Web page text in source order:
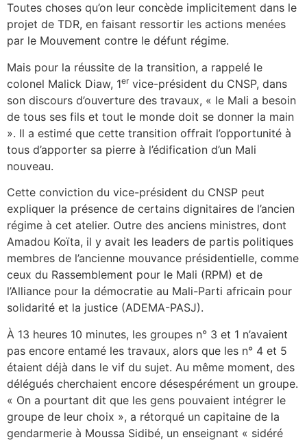
Toutes choses qu’on leur concède implicitement dans le
projet de TDR, en faisant ressortir les actions menées
par le Mouvement contre le défunt régime.
Mais pour la réussite de la transition, a rappelé le
colonel Malick Diaw, 1ervice-président du CNSP, dans
son discours d’ouverture des travaux, « le Mali a besoin
de tous ses fils et tout le monde doit se donner la main
». Il a estimé que cette transition offrait l’opportunité à
tous d’apporter sa pierre à l’édification d’un Mali
nouveau.
Cette conviction du vice-président du CNSP peut
expliquer la présence de certains dignitaires de l’ancien
régime à cet atelier. Outre des anciens ministres, dont
Amadou Koïta, il y avait les leaders de partis politiques
membres de l’ancienne mouvance présidentielle, comme
ceux du Rassemblement pour le Mali (RPM) et de
l’Alliance pour la démocratie au Mali-Parti africain pour
solidarité et la justice (ADEMA-PASJ).
À 13 heures 10 minutes, les groupes n° 3 et 1 n’avaient
pas encore entamé les travaux, alors que les n° 4 et 5
étaient déjà dans le vif du sujet. Au même moment, des
délégués cherchaient encore désespérément un groupe.
« On a pourtant dit que les gens pouvaient intégrer le
groupe de leur choix », a rétorqué un capitaine de la
gendarmerie à Moussa Sidibé, un enseignant « sidéré